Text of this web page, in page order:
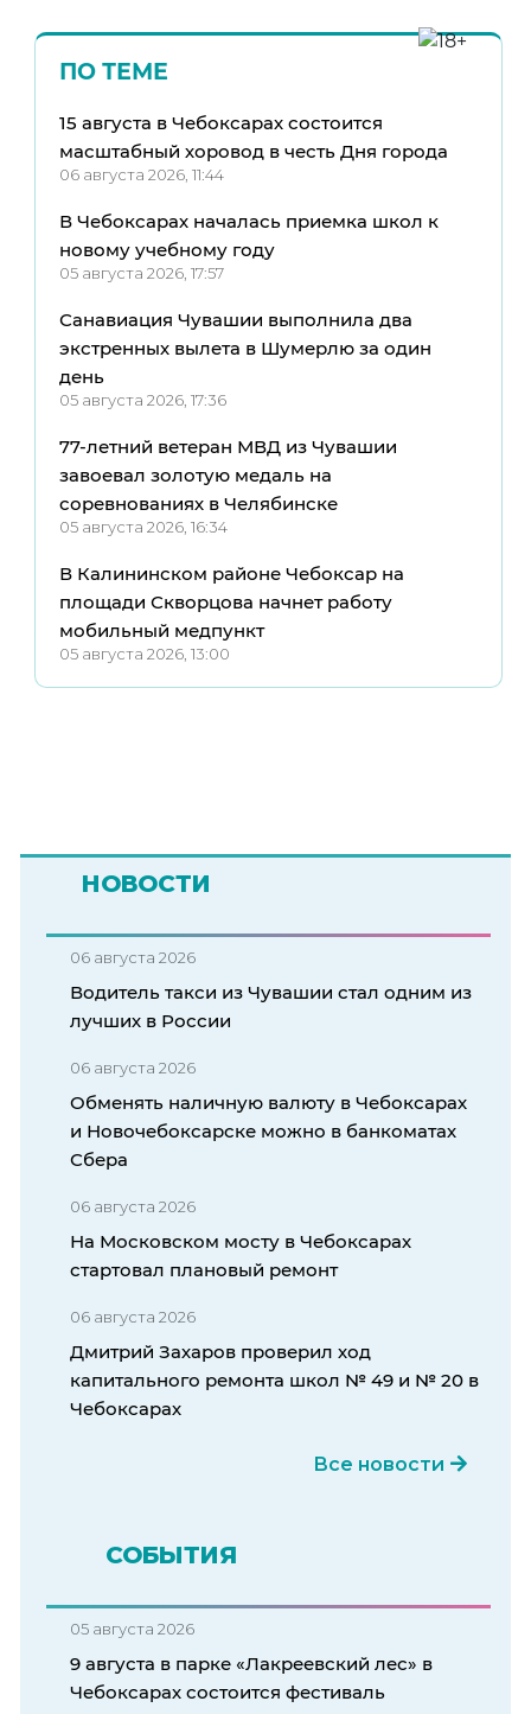
ПО ТЕМЕ
15 августа в Чебоксарах состоится
масштабный хоровод в честь Дня города
06 августа 2026, 11:44
В Чебоксарах началась приемка школ к
новому учебному году
05 августа 2026, 17:57
Санавиация Чувашии выполнила два
экстренных вылета в Шумерлю за один
день
05 августа 2026, 17:36
77-летний ветеран МВД из Чувашии
завоевал золотую медаль на
соревнованиях в Челябинске
05 августа 2026, 16:34
В Калининском районе Чебоксар на
площади Скворцова начнет работу
мобильный медпункт
05 августа 2026, 13:00
НОВОСТИ
06 августа 2026
Водитель такси из Чувашии стал одним из
лучших в России
06 августа 2026
Обменять наличную валюту в Чебоксарах
и Новочебоксарске можно в банкоматах
Сбера
06 августа 2026
На Московском мосту в Чебоксарах
стартовал плановый ремонт
06 августа 2026
Дмитрий Захаров проверил ход
капитального ремонта школ № 49 и № 20 в
Чебоксарах
Все новости
СОБЫТИЯ
05 августа 2026
9 августа в парке «Лакреевский лес» в
Чебоксарах состоится фестиваль